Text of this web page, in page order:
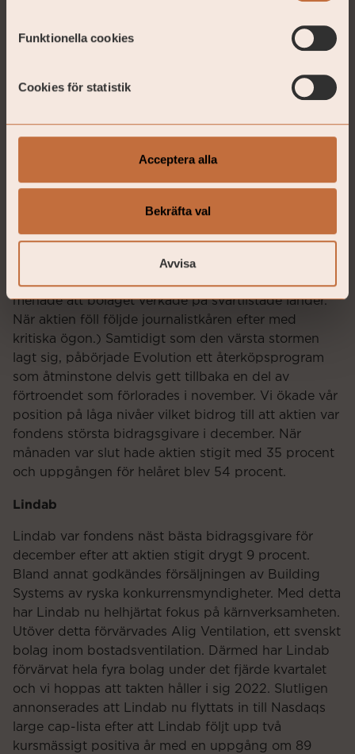
Funktionella cookies
Cookies för statistik
Acceptera alla
Bekräfta val
Avvisa
Källa: Steget efter
LÅNGA INNEHAV
Efter en minst sagt utmanande novembermånad, där
Evolution-aktien rejält under december. (Som de
flesta av er läsare sannolikt känner till, blev Evolution
i november utsatt för anonyma anklagelser som
menade att bolaget verkade på svartlistade länder.
När aktien föll följde journalistkåren efter med
kritiska ögon.) Samtidigt som den värsta stormen
lagt sig, påbörjade Evolution ett återköpsprogram
som åtminstone delvis gett tillbaka en del av
förtroendet som förlorades i november. Vi ökade vår
position på låga nivåer vilket bidrog till att aktien var
fondens största bidragsgivare i december. När
månaden var slut hade aktien stigit med 35 procent
och uppgången för helåret blev 54 procent.
Lindab
Lindab var fondens näst bästa bidragsgivare för
december efter att aktien stigit drygt 9 procent.
Bland annat godkändes försäljningen av Building
Systems av ryska konkurrensmyndigheter. Med detta
har Lindab nu helhjärtat fokus på kärnverksamheten.
Utöver detta förvärvades Alig Ventilation, ett svenskt
bolag inom bostadsventilation. Därmed har Lindab
förvärvat hela fyra bolag under det fjärde kvartalet
och vi hoppas att takten håller i sig 2022. Slutligen
annonserades att Lindab nu flyttats in till Nasdaqs
large cap-lista efter att Lindab följt upp två
kursmässigt positiva år med en uppgång om 89